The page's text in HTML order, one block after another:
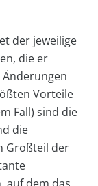
der jeweilige
die er
Vorteile
Fall) sind die
die
Großteil der